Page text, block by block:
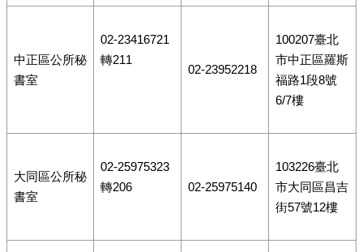
中正區公所秘
書室
02-23416721
轉211
02-23952218
100207臺北
市中正區羅斯
福路1段8號
6/7樓
大同區公所秘
書室
02-25975323
轉206
02-25975140
103226臺北
市大同區昌吉
街57號12樓